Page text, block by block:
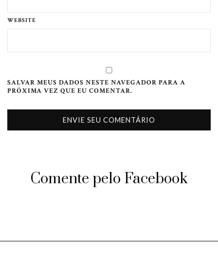
WEBSITE
SALVAR MEUS DADOS NESTE NAVEGADOR PARA A
PRÓXIMA VEZ QUE EU COMENTAR.
Comente pelo Facebook